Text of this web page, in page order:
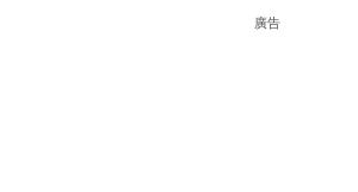
廣告